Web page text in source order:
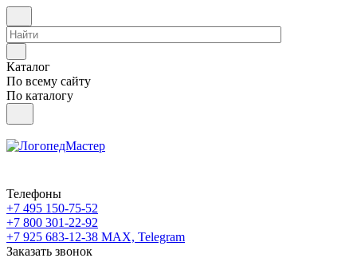
Каталог
По всему сайту
По каталогу
Телефоны
+7 495 150-75-52
+7 800 301-22-92
+7 925 683-12-38 MAX, Telegram
Заказать звонок